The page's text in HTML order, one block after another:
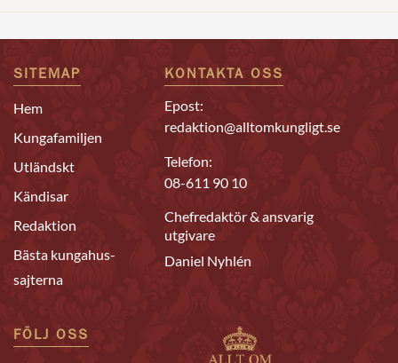
SITEMAP
Hem
Kungafamiljen
Utländskt
Kändisar
Redaktion
Bästa kungahus-
sajterna
KONTAKTA OSS
Epost:
redaktion@alltomkungligt.se
Telefon:
08-611 90 10
Chefredaktör & ansvarig
utgivare
Daniel Nyhlén
FÖLJ OSS